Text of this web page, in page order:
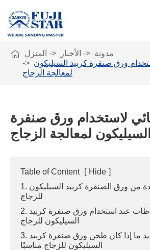
 المنزل الأخبار
مدونة
ورق صنفرة كربيد السيليكون
لمعالجة الزجاج
لاستخدام ورق صنفرة
لمعالجة الزجاج
Table of Content [ Hide ]
1. وظائف محددة من ورق الصنفرة كربيد السيليكون
للزجاج
2. الاحتياطات عند استخدام ورق صنفرة كربيد
السيليكون للزجاج
3. كيفية تحديد ما إذا كان طحن ورق صنفرة كربيد
السيليكون للزجاج مناسبًا